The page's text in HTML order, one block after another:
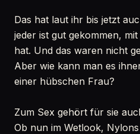
Das hat laut ihr bis jetzt
jeder ist gut gekommen,
hat. Und das waren nicht
Aber wie kann man es
einer hübschen Frau?
Zum Sex gehört für sie
Ob nun im Wetlook,